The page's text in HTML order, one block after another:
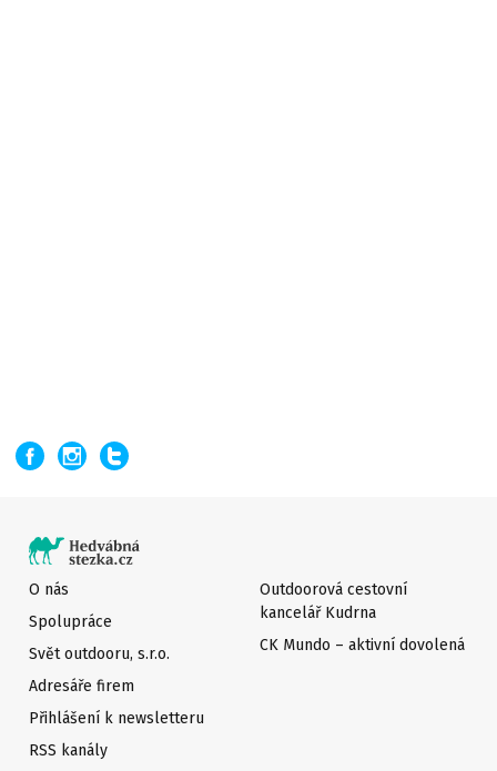
O nás
Spolupráce
Svět outdooru, s.r.o.
Adresáře firem
Přihlášení k newsletteru
Outdoorová cestovní
kancelář Kudrna
CK Mundo – aktivní dovolená
RSS kanály